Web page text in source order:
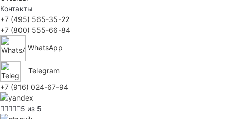
Контакты
+7 (495) 565-35-22
+7 (800) 555-66-84
WhatsApp
Telegram
+7 (916) 024-67-94
5 из 5